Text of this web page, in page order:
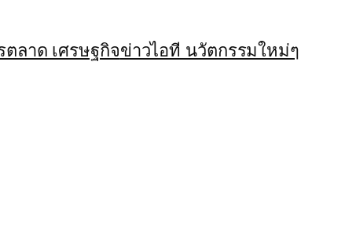
ตลาด เศรษฐกิจข่าวไอที นวัตกรรมใหม่ๆ